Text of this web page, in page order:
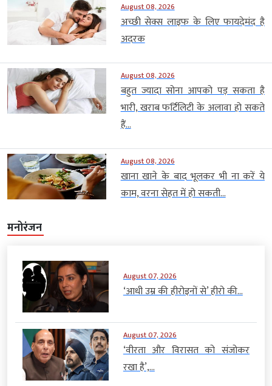
August 08, 2026
अच्छी सेक्स लाइफ के लिए फायदेमंद है
अदरक
August 08, 2026
बहुत ज्यादा सोना आपको पड़ सकता है
भारी, खराब फर्टिलिटी के अलावा हो सकते
हैं...
August 08, 2026
खाना खाने के बाद भूलकर भी ना करें ये
काम, वरना सेहत में हो सकती...
मनोरंजन
August 07, 2026
‘आधी उम्र की हीरोइनों से’ हीरो की...
August 07, 2026
‘वीरता और विरासत को संजोकर
रखा है’,...